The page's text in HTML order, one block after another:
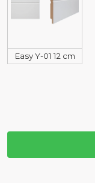
Easy Y-01 12 cm